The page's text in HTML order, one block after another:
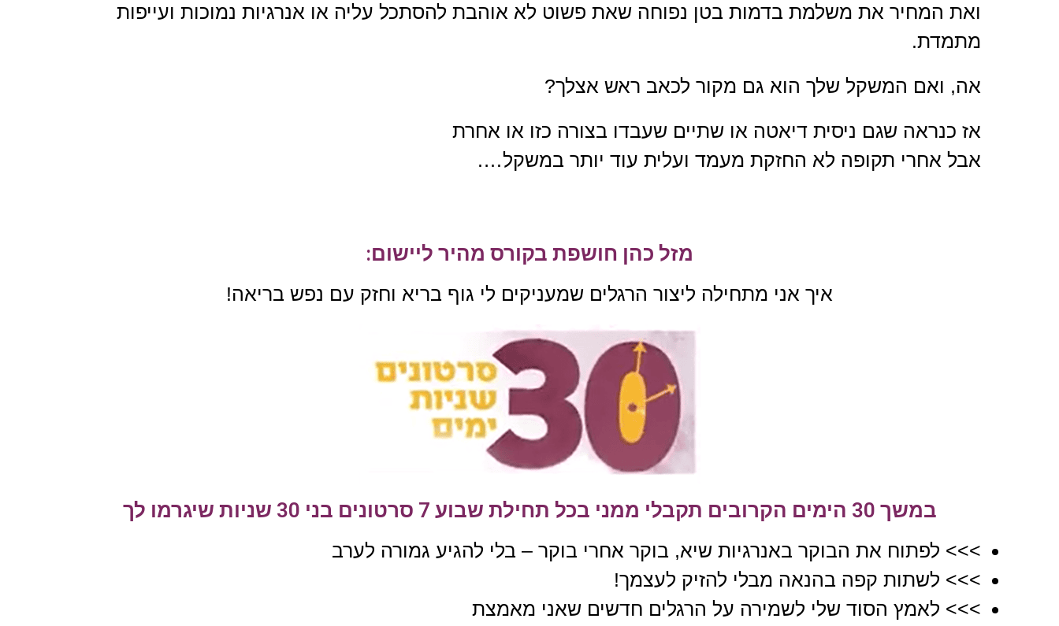
ואת המחיר את משלמת בדמות בטן נפוחה שאת פשוט לא אוהבת להסתכל עליה או אנרגיות נמוכות ועייפות
מתמדת.
אה, ואם המשקל שלך הוא גם מקור לכאב ראש אצלך?
אז כנראה שגם ניסית דיאטה או שתיים שעבדו בצורה כזו או אחרת
אבל אחרי תקופה לא החזקת מעמד ועלית עוד יותר במשקל….
מזל כהן חושפת בקורס מהיר ליישום:
איך אני מתחילה ליצור הרגלים שמעניקים לי גוף בריא וחזק עם נפש בריאה!
במשך 30 הימים הקרובים תקבלי ממני בכל תחילת שבוע 7 סרטונים בני 30 שניות שיגרמו לך
>>> לפתוח את הבוקר באנרגיות שיא, בוקר אחרי בוקר – בלי להגיע גמורה לערב
>>> לשתות קפה בהנאה מבלי להזיק לעצמך!
>>> לאמץ הסוד שלי לשמירה על הרגלים חדשים שאני מאמצת